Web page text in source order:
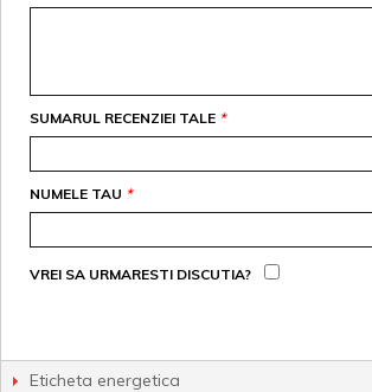
*
SUMARUL RECENZIEI TALE
*
NUMELE TAU
VREI SA URMARESTI DISCUTIA?
Eticheta energetica